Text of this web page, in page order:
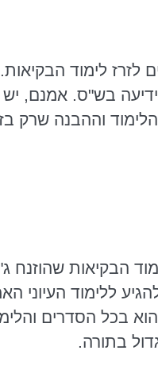
לזרז לימוד
בש"ס. אמנם,
וההבנה שרק
הבקיאות
ללימוד העיוני
בכל הסדרים
בתורה.